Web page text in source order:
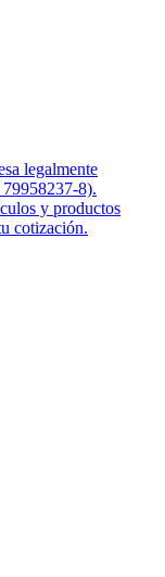
legalmente
8).
y productos
cotización.